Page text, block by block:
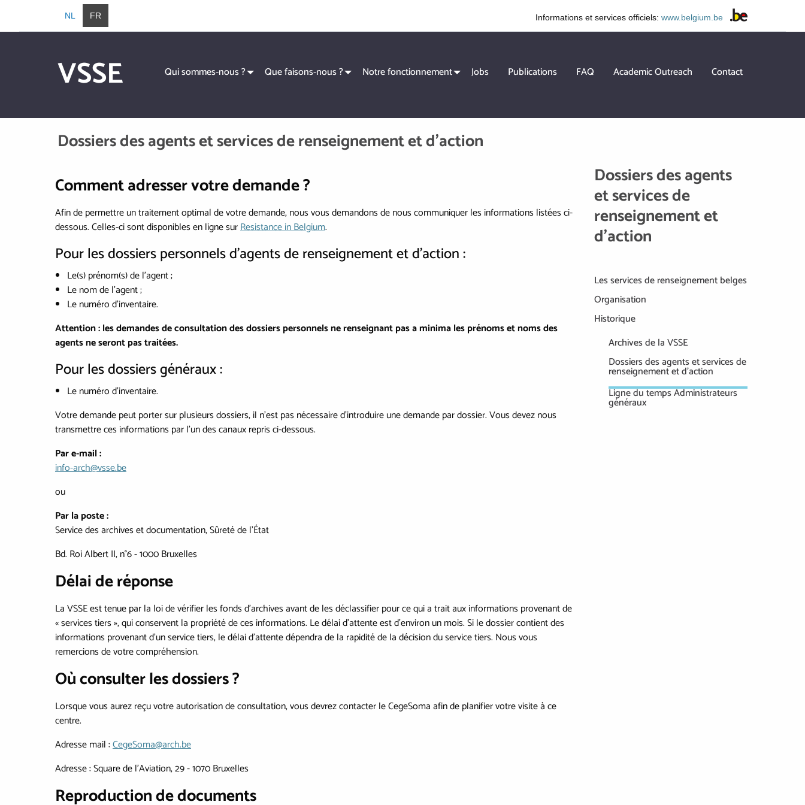
Aller au contenu principal
NL FR Informations et services officiels: www.belgium.be
VSSE Hoofdnavigatie
Qui sommes-nous ? Que faisons-nous ? Notre fonctionnement Jobs Publications FAQ Academic Outreach Contact
Dossiers des agents et services de renseignement et d’action
Comment adresser votre demande ?
Afin de permettre un traitement optimal de votre demande, nous vous demandons de nous communiquer les informations listées ci-
dessous. Celles-ci sont disponibles en ligne surResistance in Belgium.
Pour les dossiers personnels d’agents de renseignement et d’action :
Le(s) prénom(s) de l’agent ;
Le nom de l’agent ;
Le numéro d’inventaire.
Attention : les demandes de consultation des dossiers personnels ne renseignant pas a minima les prénoms et noms des
agents ne seront pas traitées.
Pour les dossiers généraux :
Le numéro d’inventaire.
Votre demande peut porter sur plusieurs dossiers, il n’est pas nécessaire d’introduire une demande par dossier. Vous devez nous
transmettre ces informations par l’un des canaux repris ci-dessous.
Par e-mail :
info-arch@vsse.be
ou
Par la poste :
Service des archives et documentation, Sûreté de l’État
Bd. Roi Albert II, n°6 - 1000 Bruxelles
Délai de réponse
La VSSE est tenue par la loi de vérifier les fonds d'archives avant de les déclassifier pour ce qui a trait aux informations provenant de
« services tiers », qui conservent la propriété de ces informations. Le délai d'attente est d'environ un mois. Si le dossier contient des
informations provenant d'un service tiers, le délai d'attente dépendra de la rapidité de la décision du service tiers. Nous vous
remercions de votre compréhension.
Où consulter les dossiers ?
Lorsque vous aurez reçu votre autorisation de consultation, vous devrez contacter le CegeSoma afin de planifier votre visite à ce
centre.
Adresse mail :CegeSoma@arch.be
Adresse : Square de l'Aviation, 29 - 1070 Bruxelles
Reproduction de documents
Dossiers des agents
et services de
renseignement et
d’action
Les services de renseignement belges
Organisation
Historique
Archives de la VSSE
Dossiers des agents et services de
renseignement et d’action
Ligne du temps Administrateurs
généraux